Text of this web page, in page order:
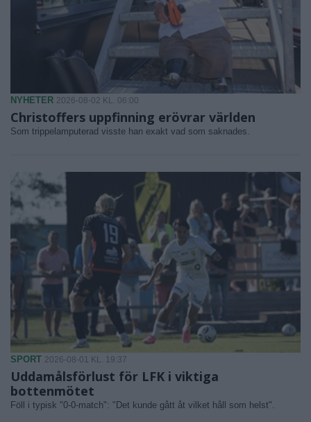
NYHETER 2026-08-02 KL. 06:00
Christoffers uppfinning erövrar världen
Som trippelamputerad visste han exakt vad som saknades.
SPORT 2026-08-01 KL. 19:37
Uddamålsförlust för LFK i viktiga
bottenmötet
Föll i typisk "0-0-match": "Det kunde gått åt vilket håll som helst".